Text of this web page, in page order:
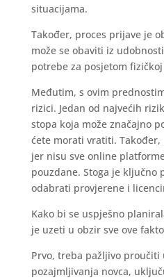
situacijama.
Također, proces prijave je
može se obaviti iz
potrebe za posjetom
Međutim, s ovim
rizici. Jedan od najvećih
stopa koja može značajno
ćete morati vratiti.
jer nisu sve online
pouzdane. Stoga je ključno
odabrati provjerene i
Kako bi se uspješno
je uzeti u obzir sve ove
Prvo, treba pažljivo
pozajmljivanja novca,